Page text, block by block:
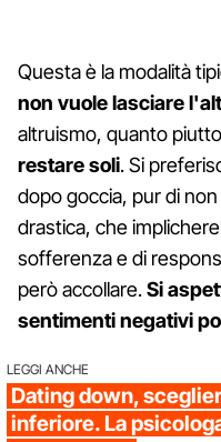
Questa è la modalità
non vuole lasciare
altruismo, quanto
restare soli. Si
dopo goccia, pur di
drastica, che
sofferenza e di
però accollare.Si
sentimenti negativi
LEGGI ANCHE
Dating down,
inferiore. La